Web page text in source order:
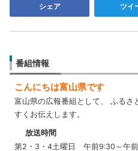
シェア ツイ
番組情報
こんにちは富山県です
富山県の広報番組として、 ふるさ
すくお伝えします。
放送時間
第2・3・4土曜日 午前9:30～午